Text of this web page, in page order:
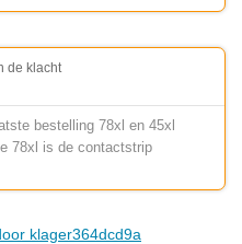
de klacht
bestelling 78xl en 45xl
78xl is de contactstrip
klager364dcd9a